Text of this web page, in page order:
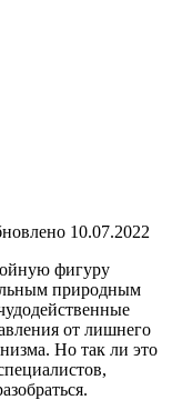
10.07.2022
фигуру
природным
от лишнего
Но так ли это